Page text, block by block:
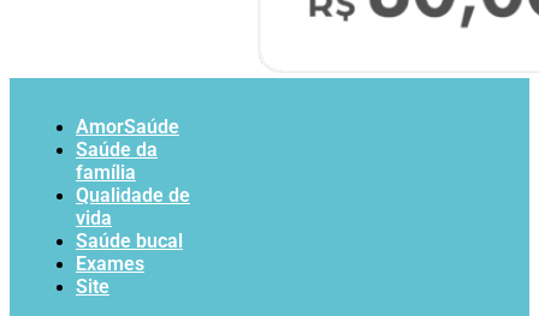
AmorSaúde
Saúde da
família
Qualidade de
vida
Saúde bucal
Exames
Site